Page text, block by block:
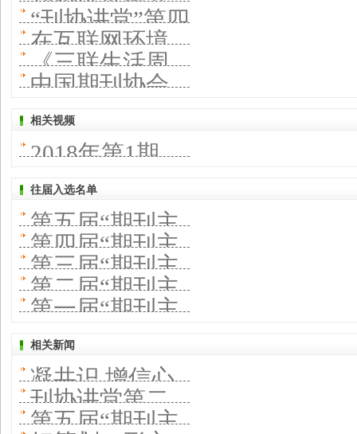
探索党刊新媒
体时代转型与
发展—— 坚
持“品战略” 深
化“大经营”
学术期刊数字
化转型
音传媒分享改
革探索与转型
实践
协讲堂第六
讲：分享《读
者》畅销38年
秘籍
讲聚焦 建设世
界一流科技期
“刊协讲堂”第四
期开讲 -----内
容是期刊生命
力的最大王牌
在互联网环境
下，面
对“变”与“不
变”的辩证关系
—— 学术期刊
如何助力“双一
流”建设
《三联生活周
有章可循 ——
不是传统内容
的简单转化
中国期刊协会
首期“刊协讲
堂”开讲——打
造“现代纸刊”首
需互联网思维
相关视频
2018年第1期
往届入选名单
第五届“期刊主
题宣传好文
章”推荐活动入
第四届“期刊主
题宣传好文
章”推荐活动入
选文章及期刊
第三届“期刊主
题宣传好文
章”推荐活动入
选文章及期刊
第二届“期刊主
章”推荐活动入
选文章及期刊
第一届“期刊主
题宣传好文
章”推荐活动入
选文章及期刊
相关新闻
凝共识 增信心
强精神 ——第
刊协讲堂第二
第五届“期刊主